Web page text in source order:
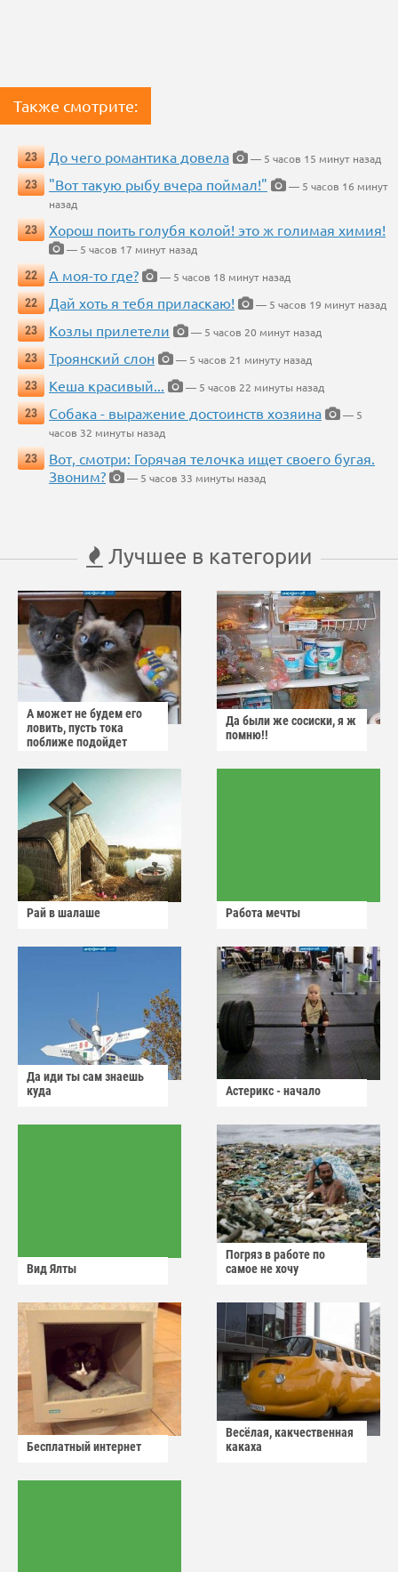
Также смотрите:
23 До чего романтика довела
— 5 часов 15 минут назад
23
"Вот такую рыбу вчера поймал!"
— 5 часов 16 минут
назад
23
Хорош поить голубя колой! это ж голимая химия!
— 5 часов 17 минут назад
22
А моя-то где?
— 5 часов 18 минут назад
22
Дай хоть я тебя приласкаю!
— 5 часов 19 минут назад
23
Козлы прилетели
— 5 часов 20 минут назад
23
Троянский слон
— 5 часов 21 минуту назад
23
Кеша красивый...
— 5 часов 22 минуты назад
23
Собака - выражение достоинств хозяина
— 5
часов 32 минуты назад
23
Вот, смотри: Горячая телочка ищет своего бугая.
Звоним?
— 5 часов 33 минуты назад
Лучшее в категории
А может не будем его
ловить, пусть тока
поближе подойдет
Да были же сосиски, я ж
помню!!
Рай в шалаше Работа мечты
Да иди ты сам знаешь
куда
Астерикс - начало
Вид Ялты
Погряз в работе по
самое не хочу
Бесплатный интернет
Весёлая, какчественная
какаха